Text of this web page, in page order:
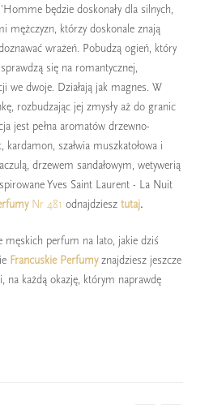
będzie doskonały dla silnych,
mężczyzn, którzy doskonale znają
wrażeń. Pobudzą ogień, który
się na romantycznej,
we dwoje. Działają jak magnes. W
rozbudzając jej zmysły aż do granic
jest pełna aromatów drzewno-
kardamon, szałwia muszkatołowa i
drzewem sandałowym, wetywerią
Yves Saint Laurent - La Nuit
Nr 481 odnajdziesz tutaj.
męskich perfum na lato, jakie dziś
Francuskie Perfumyznajdziesz jeszcze
na każdą okazję, którym naprawdę